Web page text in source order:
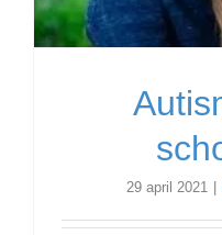
29 april 2021